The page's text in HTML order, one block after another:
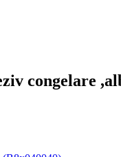
congelare